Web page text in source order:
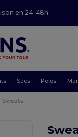
en 24-48h
Sacs Polos
Sweats